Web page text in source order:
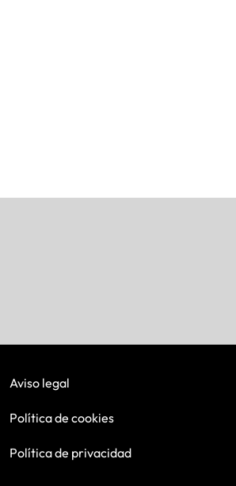
Aviso legal
Política de cookies
Política de privacidad